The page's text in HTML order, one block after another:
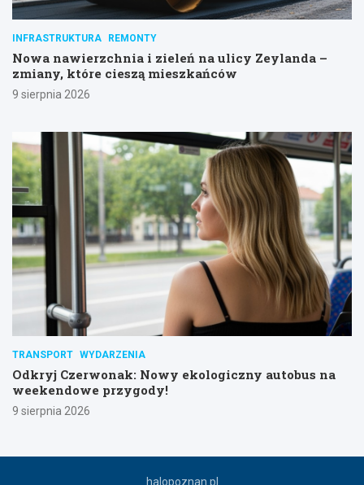
INFRASTRUKTURA REMONTY
Nowa nawierzchnia i zieleń na ulicy Zeylanda –
zmiany, które cieszą mieszkańców
9 sierpnia 2026
TRANSPORT WYDARZENIA
Odkryj Czerwonak: Nowy ekologiczny autobus na
weekendowe przygody!
9 sierpnia 2026
halopoznan.pl